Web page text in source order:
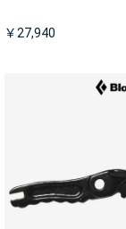
￥27,940